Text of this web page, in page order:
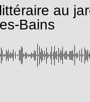
au
Bains